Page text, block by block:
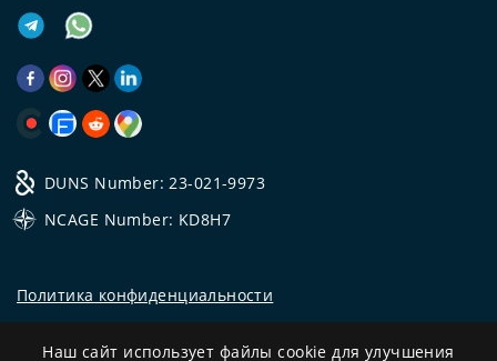
DUNS Number: 23-021-9973
NCAGE Number: KD8H7
Политика конфиденциальности
Наш сайт использует файлы cookie для улучшения